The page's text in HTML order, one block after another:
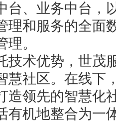
台、业务中台，
理和服务的全面
理。
术优势，世茂服
慧社区。在线下
造领先的智慧化
有机地整合为一